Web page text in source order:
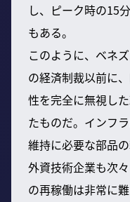
し、ピーク時の15
もある。
このように、ベネ
の経済制裁以前に
性を完全に無視し
たものだ。インフ
維持に必要な部品
外資技術企業も次
の再稼働は非常に